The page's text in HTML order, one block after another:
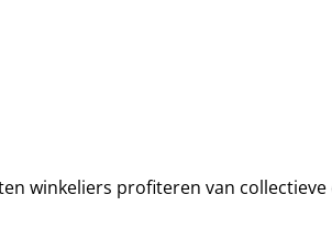
winkeliers profiteren van